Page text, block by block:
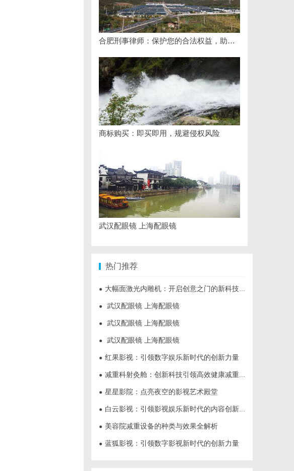
合肥刑事律师：保护您的合法权益，助您走出法律困境
商标购买：即买即用，规避侵权风险
武汉配眼镜 上海配眼镜
热门推荐
● 大幅面激光内雕机：开启创意之门的新科技利器
● 武汉配眼镜 上海配眼镜
● 武汉配眼镜 上海配眼镜
● 武汉配眼镜 上海配眼镜
● 红果影视：引领数字娱乐新时代的创新力量
● 减重科射灸舱：创新科技引领高效健康减重新时代
● 星星影院：点亮夜空的影视艺术殿堂
● 白云影视：引领影视娱乐新时代的内容创新平台
● 美容院减重设备的种类与效果全解析
● 蓝狐影视：引领数字影视新时代的创新力量